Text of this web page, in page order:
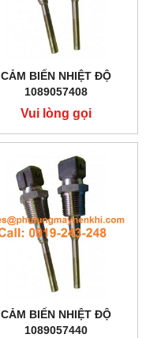
CẢM BIẾN NHIỆT ĐỘ
1089057408
Vui lòng gọi
CẢM BIẾN NHIỆT ĐỘ
1089057440